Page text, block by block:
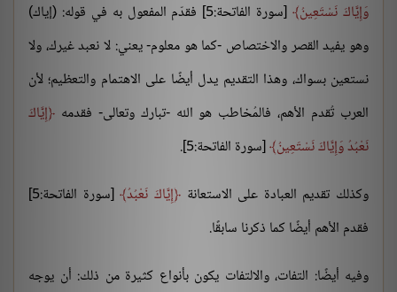
وَإِيَّاكَ نَسْتَعِينُ
[سورة الفاتحة:5] فقدّم المفعول به في قوله: (إياك)
وهو يفيد القصر والاختصاص -كما هو معلوم- يعني: لا نعبد غيرك، ولا
نستعين بسواك، وهذا التقديم يدل أيضًا على الاهتمام والتعظيم؛ لأن
العرب تُقدم الأهم، فالمُخاطب هو الله -تبارك وتعالى- فقدمه
إِيَّاكَ
نَعْبُدُ وَإِيَّاكَ نَسْتَعِينُ [سورة الفاتحة:5].
وكذلك تقديم العبادة على الاستعانة إِيَّاكَ نَعْبُدُ
[سورة الفاتحة:5]
فقدم الأهم أيضًا كما ذكرنا سابقًا.
وفيه أيضًا: التفات، والالتفات يكون بأنواع كثيرة من ذلك: أن يوجه